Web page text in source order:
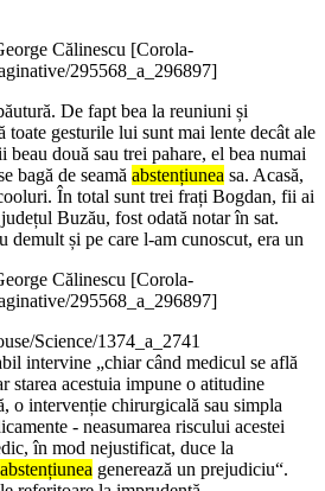
Călinescu [Corola-
295568_a_296897]
De fapt bea la reuniuni și
toate gesturile lui sunt mai lente decât ale
beau două sau trei pahare, el bea numai
bagă de seamă abstențiunea sa. Acasă,
În total sunt trei frați Bogdan, fii ai
Buzău, fost odată notar în sat.
demult și pe care l-am cunoscut, era un
Călinescu [Corola-
295568_a_296897]
Science/1374_a_2741
intervine „chiar când medicul se află
starea acestuia impune o atitudine
o intervenție chirurgicală sau simpla
- neasumarea riscului acestei
în mod nejustificat, duce la
abstențiunea generează un prejudiciu“.